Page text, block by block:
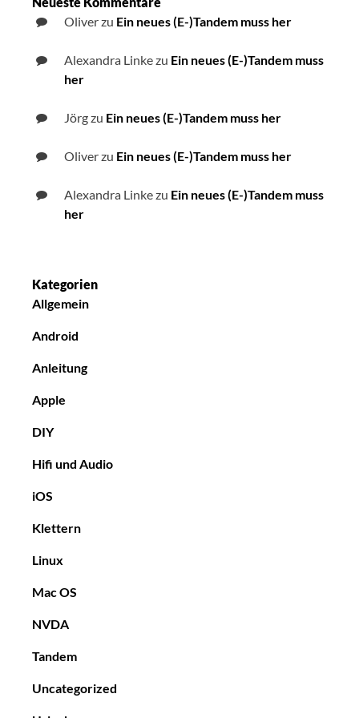
Oliverzu Ein neues (E-)Tandem muss her
Alexandra Linkezu Ein neues (E-)Tandem muss
her
Jörgzu Ein neues (E-)Tandem muss her
Oliverzu Ein neues (E-)Tandem muss her
Alexandra Linkezu Ein neues (E-)Tandem muss
her
Kategorien
Allgemein
Android
Anleitung
Apple
DIY
Hifi und Audio
iOS
Klettern
Linux
Mac OS
NVDA
Tandem
Uncategorized